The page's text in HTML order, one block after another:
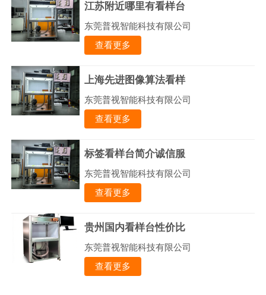
江苏附近哪里有看样台
东莞普视智能科技有限公司
查看更多
上海先进图像算法看样
东莞普视智能科技有限公司
查看更多
标签看样台简介诚信服
东莞普视智能科技有限公司
查看更多
贵州国内看样台性价比
东莞普视智能科技有限公司
查看更多